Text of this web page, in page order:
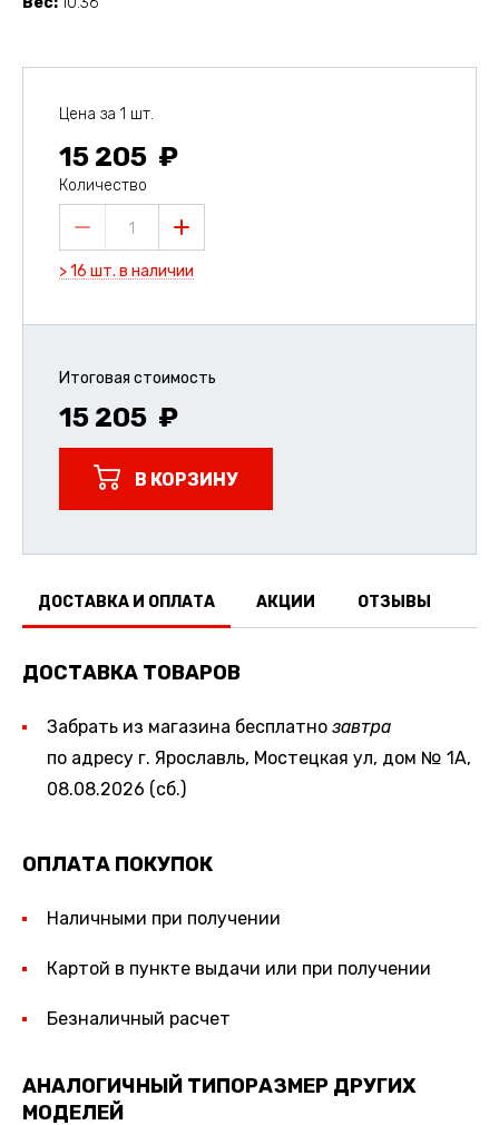
Цена за 1 шт.
15 205
Количество
1
> 16 шт. в наличии
Итоговая стоимость
15 205
В КОРЗИНУ
ДОСТАВКА И ОПЛАТА АКЦИИ ОТЗЫВЫ
ДОСТАВКА ТОВАРОВ
Забрать из магазина бесплатно завтра
по адресу г. Ярославль, Мостецкая ул, дом № 1А,
08.08.2026 (сб.)
ОПЛАТА ПОКУПОК
Наличными при получении
Картой в пункте выдачи или при получении
Безналичный расчет
АНАЛОГИЧНЫЙ ТИПОРАЗМЕР ДРУГИХ
МОДЕЛЕЙ